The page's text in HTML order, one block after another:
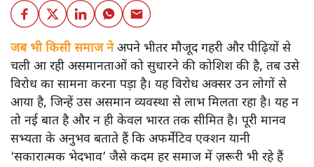
जब भी किसी समाज नेअपने भीतर मौजूद गहरी और पीढ़ियों से
चली आ रही असमानताओं को सुधारने की कोशिश की है, तब उसे
विरोध का सामना करना पड़ा है। यह विरोध अक्सर उन लोगों से
आया है, जिन्हें उस असमान व्यवस्था से लाभ मिलता रहा है। यह न
तो नई बात है और न ही केवल भारत तक सीमित है। पूरी मानव
सभ्यता के अनुभव बताते हैं कि अफर्मेटिव एक्शन यानी
‘सकारात्मक भेदभाव’ जैसे कदम हर समाज में ज़रूरी भी रहे हैं